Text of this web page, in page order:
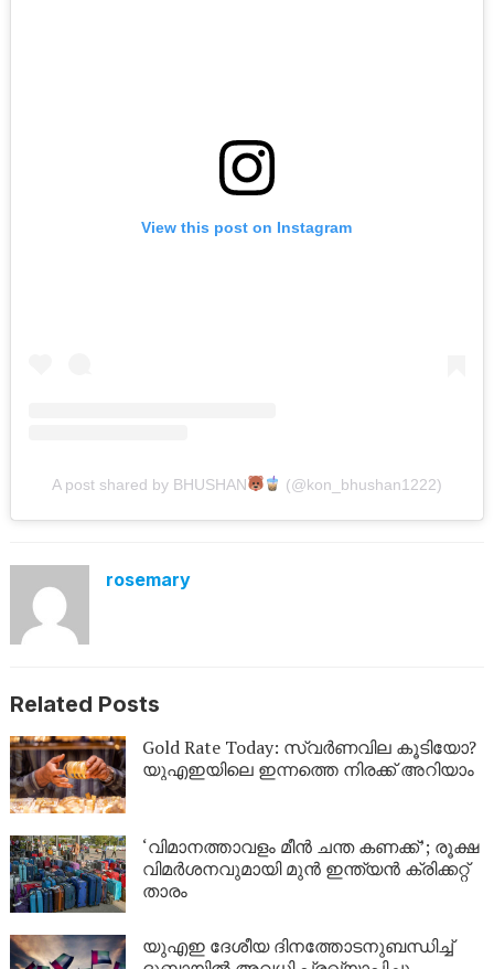
View this post on Instagram
A post shared by BHUSHAN (@kon_bhushan1222)
rosemary
Related Posts
Gold Rate Today: സ്വര്‍ണവില കൂടിയോ?
യുഎഇയിലെ ഇന്നത്തെ നിരക്ക് അറിയാം
‘വിമാനത്താവളം മീന്‍ ചന്ത കണക്ക്’; രൂക്ഷ
വിമര്‍ശനവുമായി മുന്‍ ഇന്ത്യന്‍ ക്രിക്കറ്റ്
താരം
യുഎഇ ദേശീയ ദിനത്തോടനുബന്ധിച്ച്